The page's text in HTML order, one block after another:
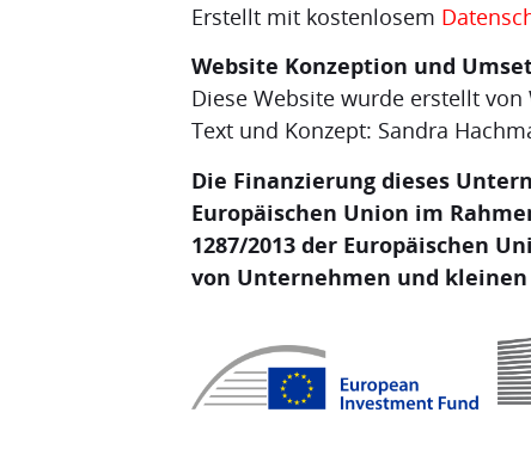
Erstellt mit kostenlosem
Website Konzeption und
Diese Website wurde erstellt
Text und Konzept: Sandra
Die Finanzierung dieses
Europäischen Union im
1287/2013 der Europäischen
von Unternehmen und kleinen